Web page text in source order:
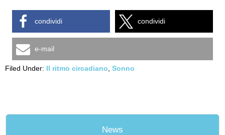
condividi condividi
e-mail
Filed Under: Il ritmo circadiano Sonno
News